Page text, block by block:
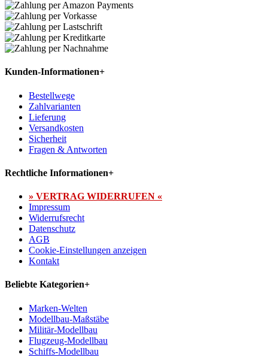
Kunden-Informationen+
Bestellwege
Zahlvarianten
Lieferung
Versandkosten
Sicherheit
Fragen & Antworten
Rechtliche Informationen+
» VERTRAG WIDERRUFEN «
Impressum
Widerrufsrecht
Datenschutz
AGB
Cookie-Einstellungen anzeigen
Kontakt
Beliebte Kategorien+
Marken-Welten
Modellbau-Maßstäbe
Militär-Modellbau
Flugzeug-Modellbau
Schiffs-Modellbau